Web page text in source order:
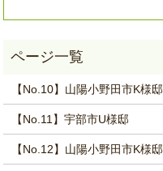
【No.10】山陽小野田市K様邸
【No.11】宇部市U様邸
【No.12】山陽小野田市K様邸